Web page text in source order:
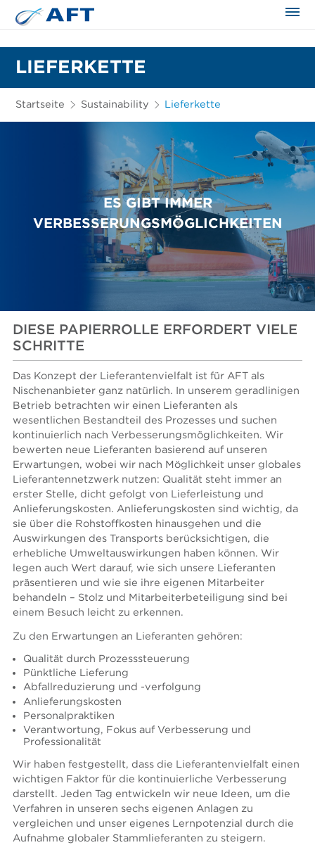
LIEFERKETTE
Startseite Sustainability Lieferkette
ES GIBT IMMER
VERBESSERUNGSMÖGLICHKEITEN
DIESE PAPIERROLLE ERFORDERT VIELE
SCHRITTE
Das Konzept der Lieferantenvielfalt ist für AFT als
Nischenanbieter ganz natürlich. In unserem geradlinigen
Betrieb betrachten wir einen Lieferanten als
wesentlichen Bestandteil des Prozesses und suchen
kontinuierlich nach Verbesserungsmöglichkeiten. Wir
bewerten neue Lieferanten basierend auf unseren
Erwartungen, wobei wir nach Möglichkeit unser globales
Lieferantennetzwerk nutzen: Qualität steht immer an
erster Stelle, dicht gefolgt von Lieferleistung und
Anlieferungskosten. Anlieferungskosten sind wichtig, da
sie über die Rohstoffkosten hinausgehen und die
Auswirkungen des Transports berücksichtigen, die
erhebliche Umweltauswirkungen haben können. Wir
legen auch Wert darauf, wie sich unsere Lieferanten
präsentieren und wie sie ihre eigenen Mitarbeiter
behandeln – Stolz und Mitarbeiterbeteiligung sind bei
einem Besuch leicht zu erkennen.
Zu den Erwartungen an Lieferanten gehören:
Qualität durch Prozesssteuerung
Pünktliche Lieferung
Abfallreduzierung und -verfolgung
Anlieferungskosten
Personalpraktiken
Verantwortung, Fokus auf Verbesserung und
Professionalität
Wir haben festgestellt, dass die Lieferantenvielfalt einen
wichtigen Faktor für die kontinuierliche Verbesserung
darstellt. Jeden Tag entwickeln wir neue Ideen, um die
Verfahren in unseren sechs eigenen Anlagen zu
vergleichen und unser eigenes Lernpotenzial durch die
Aufnahme globaler Stammlieferanten zu steigern.